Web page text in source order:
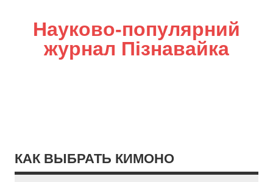
Науково-популярний
журнал Пізнавайка
КАК ВЫБРАТЬ КИМОНО